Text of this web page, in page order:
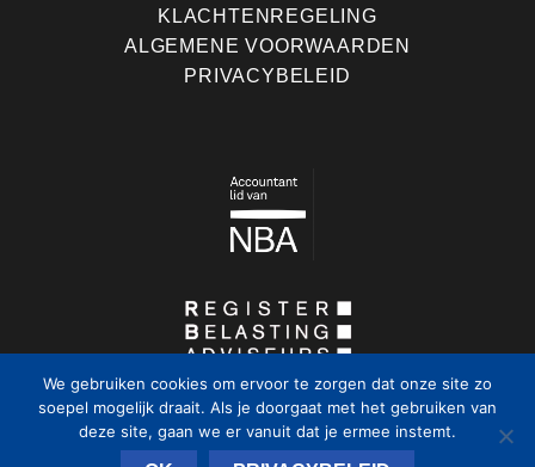
KLACHTENREGELING
ALGEMENE VOORWAARDEN
PRIVACYBELEID
We gebruiken cookies om ervoor te zorgen dat onze site zo
soepel mogelijk draait. Als je doorgaat met het gebruiken van
deze site, gaan we er vanuit dat je ermee instemt.